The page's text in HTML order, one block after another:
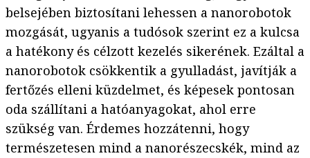
belsejében biztosítani lehessen a nanorobotok
mozgását, ugyanis a tudósok szerint ez a kulcsa
a hatékony és célzott kezelés sikerének. Ezáltal a
nanorobotok csökkentik a gyulladást, javítják a
fertőzés elleni küzdelmet, és képesek pontosan
oda szállítani a hatóanyagokat, ahol erre
szükség van. Érdemes hozzátenni, hogy
természetesen mind a nanorészecskék, mind az